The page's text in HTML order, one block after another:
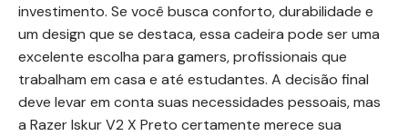
investimento. Se você busca conforto, durabilidade e
um design que se destaca, essa cadeira pode ser uma
excelente escolha para gamers, profissionais que
trabalham em casa e até estudantes. A decisão final
deve levar em conta suas necessidades pessoais, mas
a Razer Iskur V2 X Preto certamente merece sua